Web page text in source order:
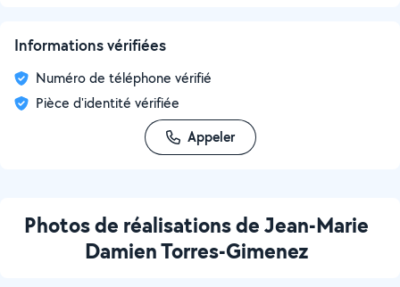
Informations vérifiées
Numéro de téléphone vérifié
Pièce d'identité vérifiée
Appeler
Photos de réalisations de Jean-Marie
Damien Torres-Gimenez